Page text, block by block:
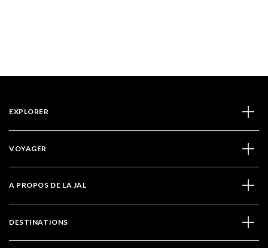
EXPLORER
VOYAGER
A PROPOS DE LA JAL
DESTINATIONS